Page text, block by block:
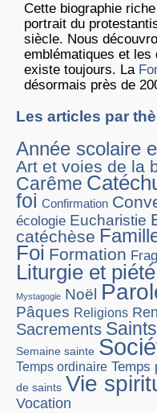
Cette biographie
portrait du
siècle. Nous
emblématiques et les
existe toujours. La
désormais près de
Les articles par
Année scolaire
Art et voies de la
Carême
foi Confirmation
écologie Eucharistie
catéchèse
Foi Formation
Liturgie et
Mystagogie Noël
Pâques Religions
Sacrements
Semaine sainte
Temps ordinaire Temps
de saints Vie
Vocation